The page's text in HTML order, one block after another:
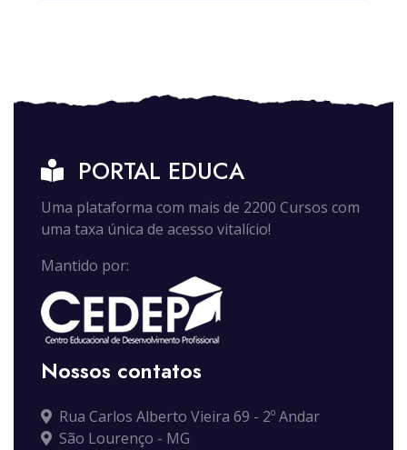
PORTAL EDUCA
Uma plataforma com mais de 2200 Cursos com
uma taxa única de acesso vitalício!
Mantido por:
Nossos contatos
Rua Carlos Alberto Vieira 69 - 2º Andar
São Lourenço - MG